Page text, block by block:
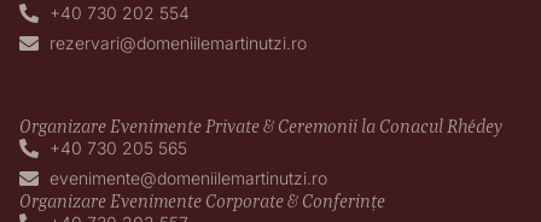
+40 730 202 554
rezervari@domeniilemartinutzi.ro
Organizare Evenimente Private & Ceremonii la Conacul Rhédey
+40 730 205 565
evenimente@domeniilemartinutzi.ro
Organizare Evenimente Corporate & Conferințe